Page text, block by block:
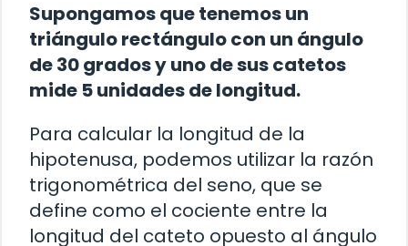
Supongamos que tenemos un
triángulo rectángulo con un ángulo
de 30 grados y uno de sus catetos
mide 5 unidades de longitud.
Para calcular la longitud de la
hipotenusa, podemos utilizar la razón
trigonométrica del seno, que se
define como el cociente entre la
longitud del cateto opuesto al ángulo